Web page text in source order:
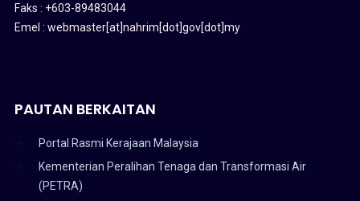
Faks : +603-89483044
Emel : webmaster[at]nahrim[dot]gov[dot]my
PAUTAN BERKAITAN
Portal Rasmi Kerajaan Malaysia
Kementerian Peralihan Tenaga dan Transformasi Air
(PETRA)